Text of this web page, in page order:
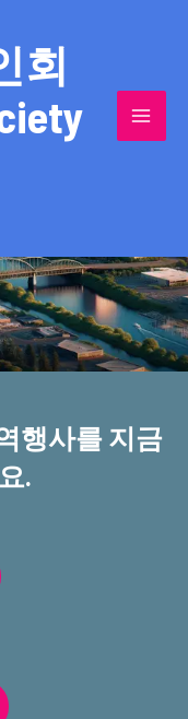
회
사회를 섬겨온
!
행사를 지금
.